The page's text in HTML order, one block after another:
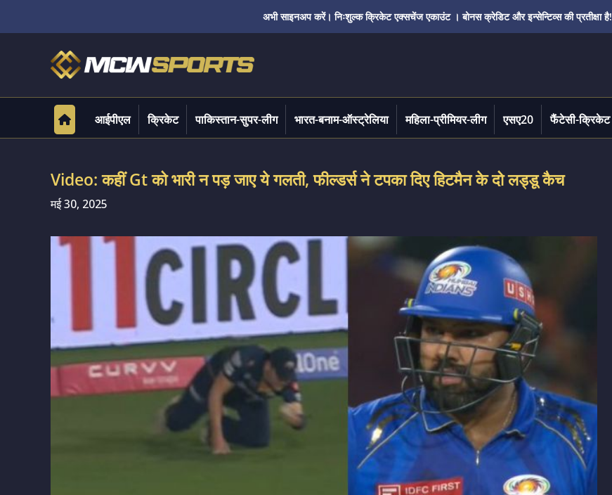
अभी साइनअप करें। निःशुल्क क्रिकेट एक्सचेंज एकाउंट । बोनस क्रेडिट और इन्सेन्टिव्स की प्रतीक्षा है!
आईपीएल क्रिकेट पाकिस्तान-सुपर-लीग भारत-बनाम-ऑस्ट्रेलिया महिला-प्रीमियर-लीग एसए20 फैंटेसी-क्रिकेट
Video: कहीं Gt को भारी न पड़ जाए ये गलती, फील्डर्स ने टपका दिए हिटमैन के दो लड्डू कैच
मई 30, 2025